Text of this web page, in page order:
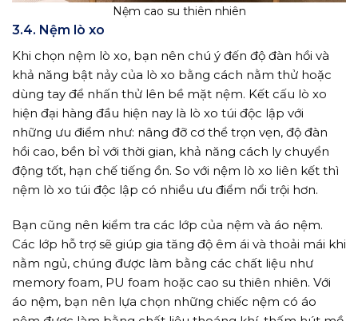
Nệm cao su thiên nhiên
3.4. Nệm lò xo
Khi chọn nệm lò xo, bạn nên chú ý đến độ đàn hồi và
khả năng bật nảy của lò xo bằng cách nằm thử hoặc
dùng tay để nhấn thử lên bề mặt nệm. Kết cấu lò xo
hiện đại hàng đầu hiện nay là lò xo túi độc lập với
những ưu điểm như: nâng đỡ cơ thể trọn vẹn, độ đàn
hồi cao, bền bỉ với thời gian, khả năng cách ly chuyển
động tốt, hạn chế tiếng ồn. So với nệm lò xo liên kết thì
nệm lò xo túi độc lập có nhiều ưu điểm nổi trội hơn.
Bạn cũng nên kiểm tra các lớp của nệm và áo nệm.
Các lớp hỗ trợ sẽ giúp gia tăng độ êm ái và thoải mái khi
nằm ngủ, chúng được làm bằng các chất liệu như
memory foam, PU foam hoặc cao su thiên nhiên. Với
áo nệm, bạn nên lựa chọn những chiếc nệm có áo